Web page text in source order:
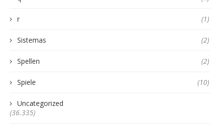
r (1)
Sistemas (2)
Spellen (2)
Spiele (10)
Uncategorized
(36.335)